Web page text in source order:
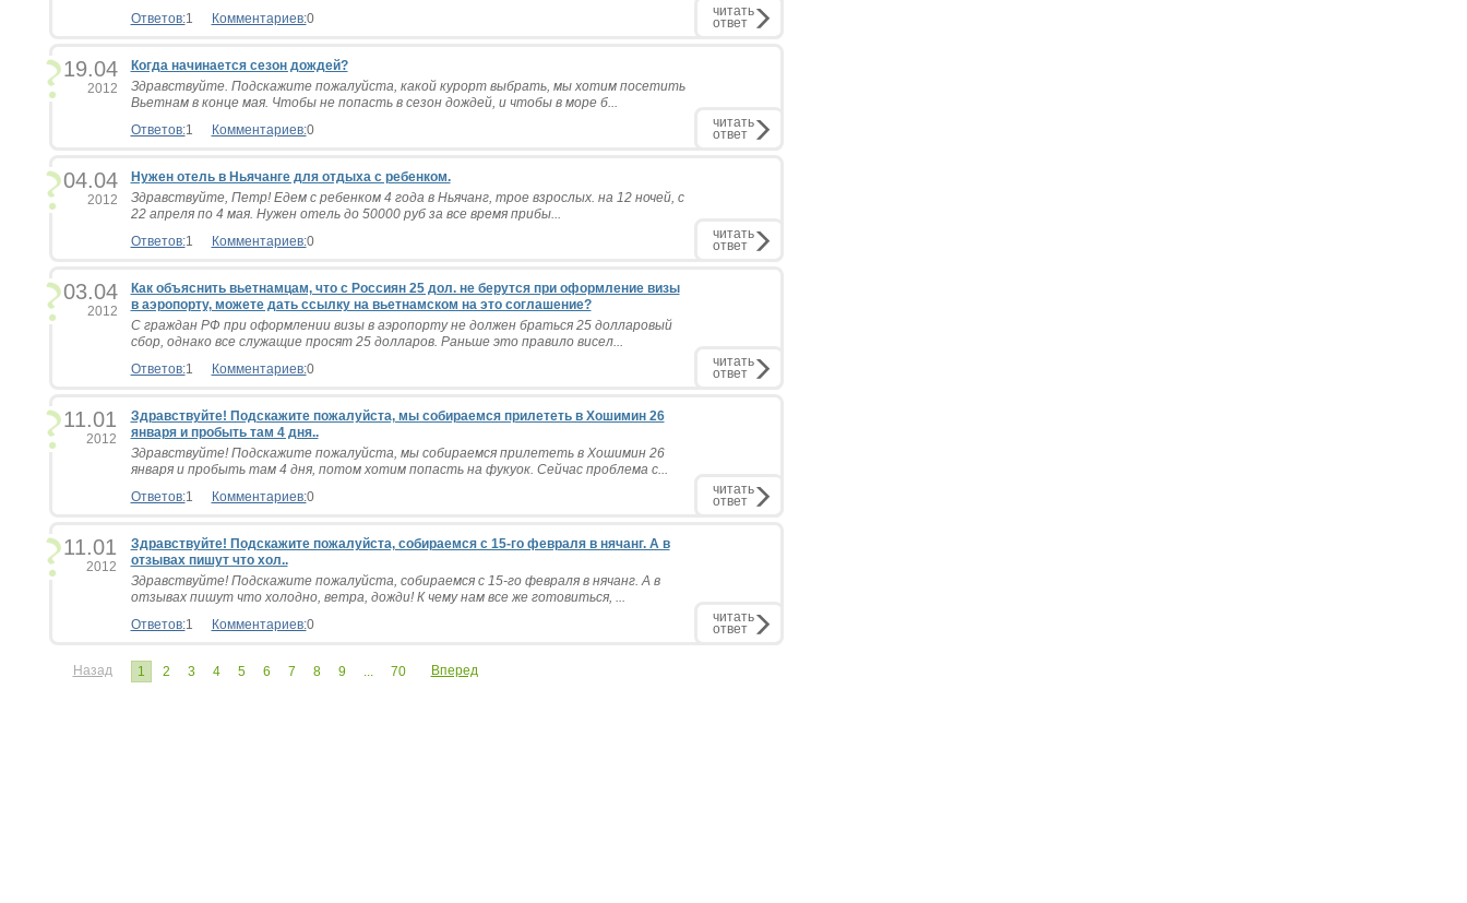
Ответов:1 Комментариев:0 читать
ответ
19.04
2012
Когда начинается сезон дождей?
Здравствуйте. Подскажите пожалуйста, какой курорт выбрать, мы хотим посетить
Вьетнам в конце мая. Чтобы не попасть в сезон дождей, и чтобы в море б...
Ответов:1 Комментариев:0 читать
ответ
04.04
2012
Нужен отель в Ньячанге для отдыха с ребенком.
Здравствуйте, Петр! Едем с ребенком 4 года в Ньячанг, трое взрослых. на 12 ночей, с
22 апреля по 4 мая. Нужен отель до 50000 руб за все время прибы...
Ответов:1 Комментариев:0 читать
ответ
03.04
2012
Как объяснить вьетнамцам, что с Россиян 25 дол. не берутся при оформление визы
в аэропорту, можете дать ссылку на вьетнамском на это соглашение?
С граждан РФ при оформлении визы в аэропорту не должен браться 25 долларовый
сбор, однако все служащие просят 25 долларов. Раньше это правило висел...
Ответов:1 Комментариев:0 читать
ответ
11.01
2012
Здравствуйте! Подскажите пожалуйста, мы собираемся прилететь в Хошимин 26
января и пробыть там 4 дня..
Здравствуйте! Подскажите пожалуйста, мы собираемся прилететь в Хошимин 26
января и пробыть там 4 дня, потом хотим попасть на фукуок. Сейчас проблема с...
Ответов:1 Комментариев:0 читать
ответ
11.01
2012
Здравствуйте! Подскажите пожалуйста, собираемся с 15-го февраля в нячанг. А в
отзывах пишут что хол..
Здравствуйте! Подскажите пожалуйста, собираемся с 15-го февраля в нячанг. А в
отзывах пишут что холодно, ветра, дожди! К чему нам все же готовиться, ...
Ответов:1 Комментариев:0 читать
ответ
Назад 1 2 3 4 5 6 7 8 9 ... 70 Вперед